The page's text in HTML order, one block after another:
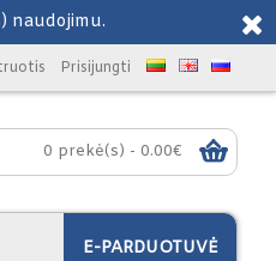
naudojimu.
Prisijungti
0 prekė(s) - 0.00€
E-PARDUOTUVĖ